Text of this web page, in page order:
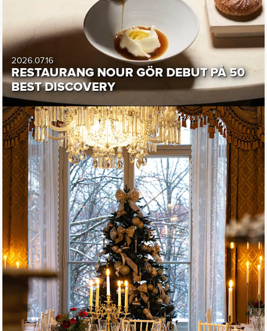
2026.07.16
RESTAURANG NOUR GÖR DEBUT PÅ 50
BEST DISCOVERY